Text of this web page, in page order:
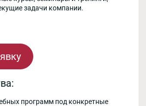
задачи компании.
программ под конкретные